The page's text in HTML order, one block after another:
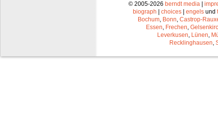
© 2005-2026 berndt media|
biograph
choices engels und
Bochum, Bonn, Castrop-
Essen, Frechen,
Leverkusen, Lünen,
Recklinghausen,